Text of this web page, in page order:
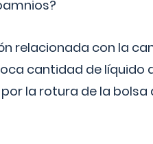
relacionada con la
cantidad de líquido
la rotura de la